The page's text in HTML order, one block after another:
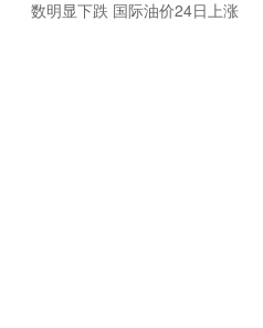
数明显下跌 国际油价24日上涨